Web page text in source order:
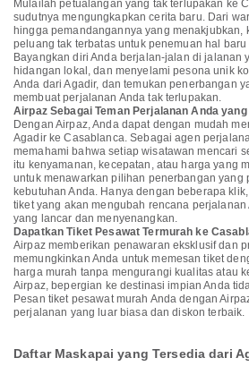
Mulailah petualangan yang tak terlupakan ke
sudutnya mengungkapkan cerita baru. Dari
hingga pemandangannya yang menakjubkan,
peluang tak terbatas untuk penemuan hal
Bayangkan diri Anda berjalan-jalan di jalanan
hidangan lokal, dan menyelami pesona unik
Anda dari Agadir, dan temukan penerbangan
membuat perjalanan Anda tak terlupakan.
Airpaz Sebagai Teman Perjalanan Anda
Dengan Airpaz, Anda dapat dengan mudah
Agadir ke Casablanca. Sebagai agen
memahami bahwa setiap wisatawan mencari
itu kenyamanan, kecepatan, atau harga yang
untuk menawarkan pilihan penerbangan yang
kebutuhan Anda. Hanya dengan beberapa
tiket yang akan mengubah rencana
yang lancar dan menyenangkan.
Dapatkan Tiket Pesawat Termurah ke
Airpaz memberikan penawaran eksklusif dan
memungkinkan Anda untuk memesan tiket
harga murah tanpa mengurangi kualitas atau
Airpaz, bepergian ke destinasi impian Anda
Pesan tiket pesawat murah Anda dengan
perjalanan yang luar biasa dan diskon terbaik.
Daftar Maskapai yang Tersedia dari